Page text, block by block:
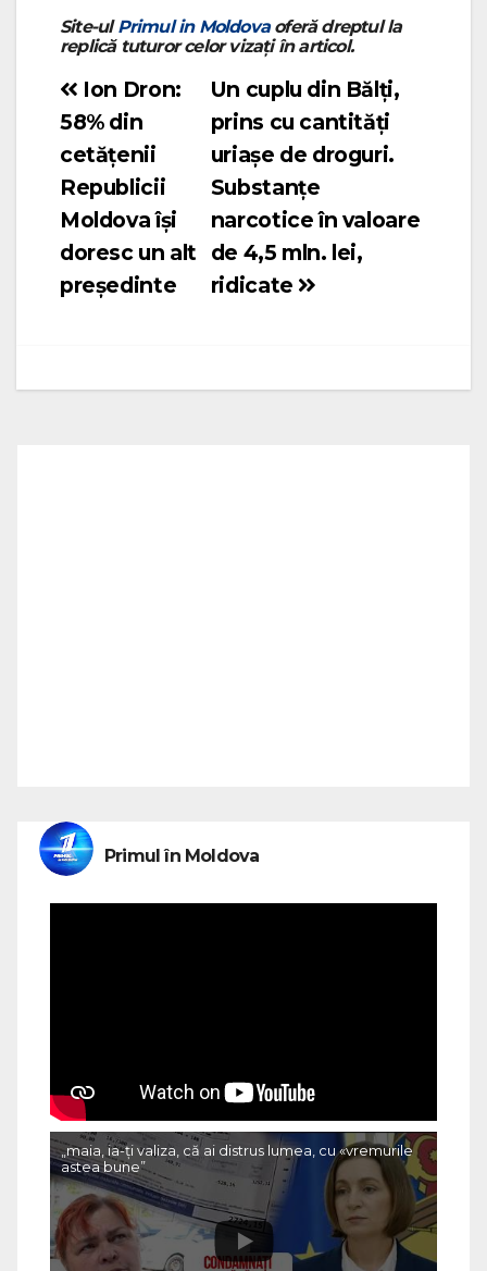
Site-ulPrimul in Moldovaoferă dreptul la
replică tuturor celor vizați în articol.
Navigare
în
articole
Un cuplu din Bălți,
prins cu cantități
uriașe de droguri.
Substanțe
narcotice în valoare
de 4,5 mln. lei,
ridicate
Ion Dron:
58% din
cetățenii
Republicii
Moldova își
doresc un alt
președinte
Primul în Moldova
„maia, ia-ți valiza, că ai distrus lumea, cu «vremurile
astea bune”